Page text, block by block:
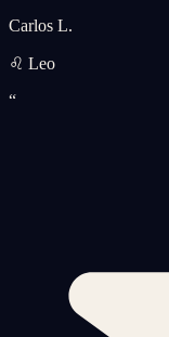
Carlos L.
♌ Leo
“